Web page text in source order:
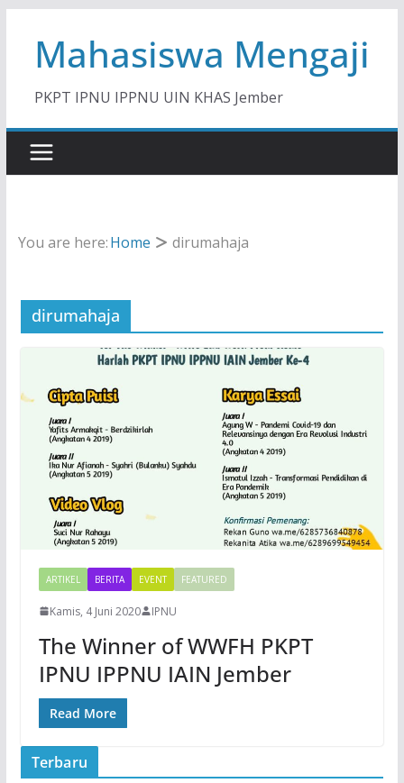
contentMahasiswa Mengaji
PKPT IPNU IPPNU UIN KHAS Jember
You are here:Home dirumahaja
dirumahaja
ARTIKEL BERITA EVENT FEATURED
Kamis, 4 Juni 2020 IPNU
The Winner of WWFH PKPT
IPNU IPPNU IAIN Jember
Read More
Terbaru